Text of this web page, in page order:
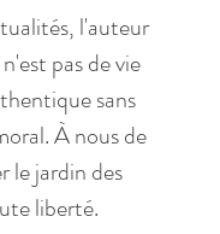
l'auteur
pas de vie
sans
À nous de
le jardin des
liberté.